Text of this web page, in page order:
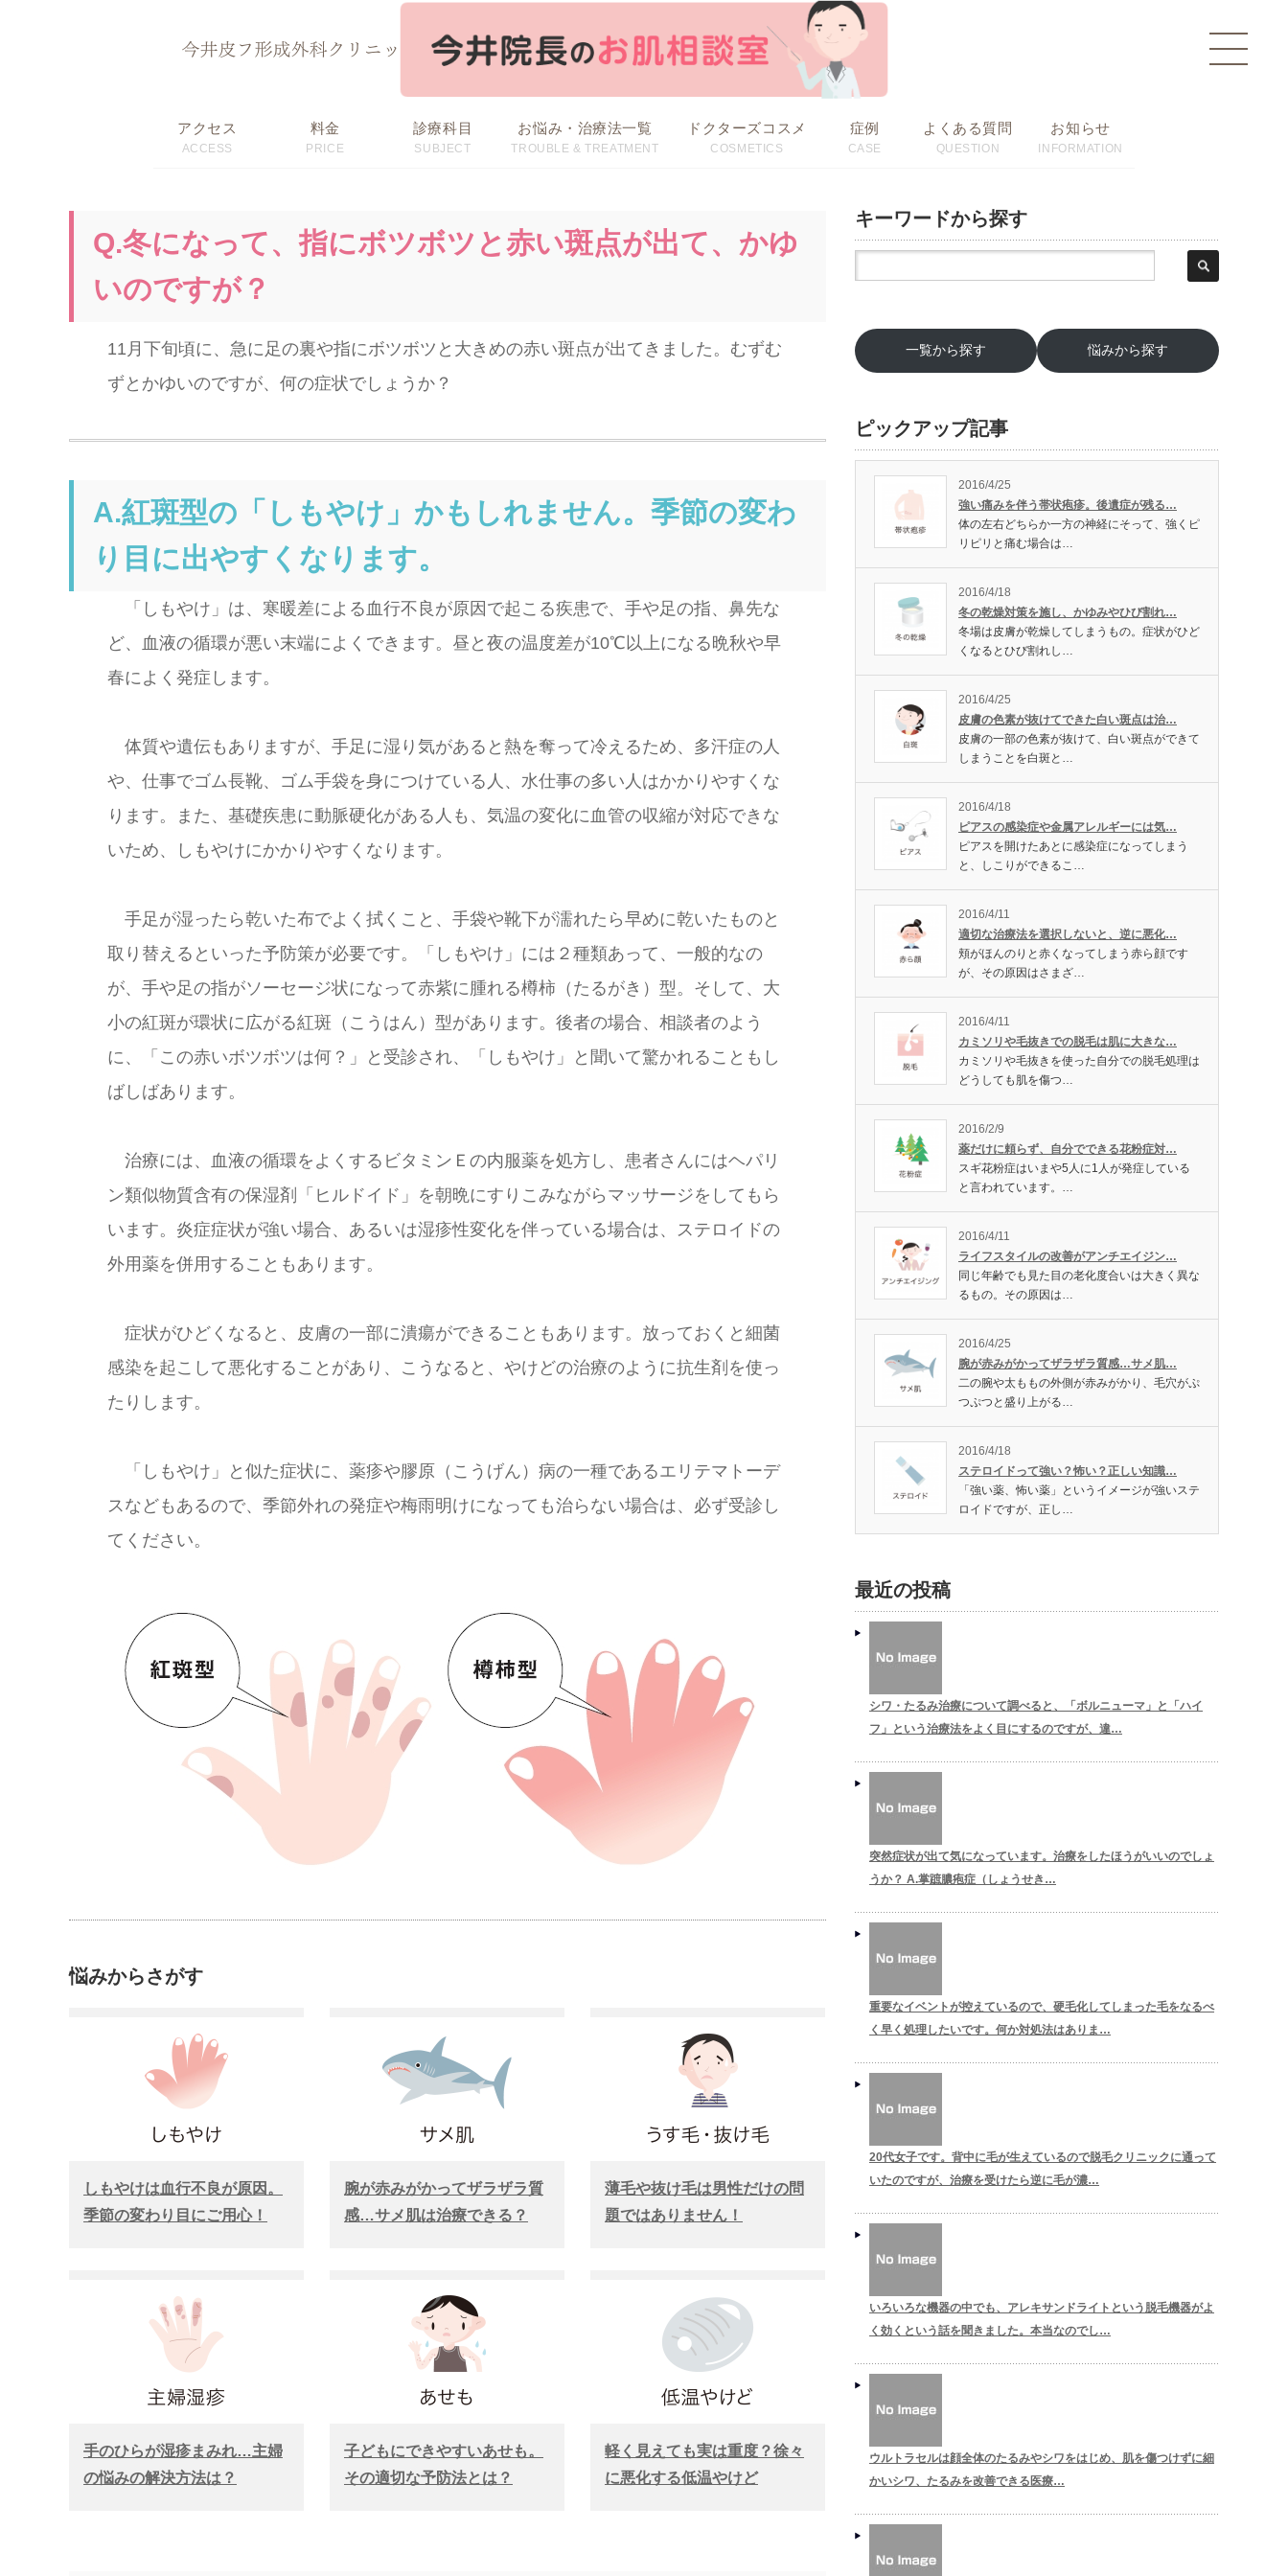
アクセス
ACCESS
料金
PRICE
診療科目
SUBJECT
お悩み・治療法一覧
TROUBLE & TREATMENT
ドクターズコスメ
COSMETICS
症例
CASE
よくある質問
QUESTION
お知らせ
INFORMATION
toggle
Q.冬になって、指にボツボツと赤い斑点が出て、かゆ
いのですが？
11月下旬頃に、急に足の裏や指にボツボツと大きめの赤い斑点が出てきました。むずむ
ずとかゆいのですが、何の症状でしょうか？
A.紅斑型の「しもやけ」かもしれません。季節の変わ
り目に出やすくなります。
「しもやけ」は、寒暖差による血行不良が原因で起こる疾患で、手や足の指、鼻先な
ど、血液の循環が悪い末端によくできます。昼と夜の温度差が10℃以上になる晩秋や早
春によく発症します。
体質や遺伝もありますが、手足に湿り気があると熱を奪って冷えるため、多汗症の人
や、仕事でゴム長靴、ゴム手袋を身につけている人、水仕事の多い人はかかりやすくな
ります。また、基礎疾患に動脈硬化がある人も、気温の変化に血管の収縮が対応できな
いため、しもやけにかかりやすくなります。
手足が湿ったら乾いた布でよく拭くこと、手袋や靴下が濡れたら早めに乾いたものと
取り替えるといった予防策が必要です。「しもやけ」には２種類あって、一般的なの
が、手や足の指がソーセージ状になって赤紫に腫れる樽柿（たるがき）型。そして、大
小の紅斑が環状に広がる紅斑（こうはん）型があります。後者の場合、相談者のよう
に、「この赤いボツボツは何？」と受診され、「しもやけ」と聞いて驚かれることもし
ばしばあります。
治療には、血液の循環をよくするビタミンＥの内服薬を処方し、患者さんにはヘパリ
ン類似物質含有の保湿剤「ヒルドイド」を朝晩にすりこみながらマッサージをしてもら
います。炎症症状が強い場合、あるいは湿疹性変化を伴っている場合は、ステロイドの
外用薬を併用することもあります。
症状がひどくなると、皮膚の一部に潰瘍ができることもあります。放っておくと細菌
感染を起こして悪化することがあり、こうなると、やけどの治療のように抗生剤を使っ
たりします。
「しもやけ」と似た症状に、薬疹や膠原（こうげん）病の一種であるエリテマトーデ
スなどもあるので、季節外れの発症や梅雨明けになっても治らない場合は、必ず受診し
てください。
悩みからさがす
しもやけは血行不良が原因。
季節の変わり目にご用心！
腕が赤みがかってザラザラ質
感…サメ肌は治療できる？
薄毛や抜け毛は男性だけの問
題ではありません！
手のひらが湿疹まみれ…主婦
の悩みの解決方法は？
子どもにできやすいあせも。
その適切な予防法とは？
軽く見えても実は重度？徐々
に悪化する低温やけど
キーワードから探す
一覧から探す 悩みから探す
ピックアップ記事
2016/4/25
強い痛みを伴う帯状疱疹。後遺症が残る…
体の左右どちらか一方の神経にそって、強くピ
リピリと痛む場合は…
2016/4/18
冬の乾燥対策を施し、かゆみやひび割れ…
冬場は皮膚が乾燥してしまうもの。症状がひど
くなるとひび割れし…
2016/4/25
皮膚の色素が抜けてできた白い斑点は治…
皮膚の一部の色素が抜けて、白い斑点ができて
しまうことを白斑と…
2016/4/18
ピアスの感染症や金属アレルギーには気…
ピアスを開けたあとに感染症になってしまう
と、しこりができるこ…
2016/4/11
適切な治療法を選択しないと、逆に悪化…
頬がほんのりと赤くなってしまう赤ら顔です
が、その原因はさまざ…
2016/4/11
カミソリや毛抜きでの脱毛は肌に大きな…
カミソリや毛抜きを使った自分での脱毛処理は
どうしても肌を傷つ…
2016/2/9
薬だけに頼らず、自分でできる花粉症対…
スギ花粉症はいまや5人に1人が発症している
と言われています。…
2016/4/11
ライフスタイルの改善がアンチエイジン…
同じ年齢でも見た目の老化度合いは大きく異な
るもの。その原因は…
2016/4/25
腕が赤みがかってザラザラ質感…サメ肌…
二の腕や太ももの外側が赤みがかり、毛穴がぷ
つぷつと盛り上がる…
2016/4/18
ステロイドって強い？怖い？正しい知識…
「強い薬、怖い薬」というイメージが強いステ
ロイドですが、正し…
最近の投稿
シワ・たるみ治療について調べると、「ボルニューマ」と「ハイ
フ」という治療法をよく目にするのですが、違…
突然症状が出て気になっています。治療をしたほうがいいのでしょ
うか？ A.掌蹠膿疱症（しょうせき…
重要なイベントが控えているので、硬毛化してしまった毛をなるべ
く早く処理したいです。何か対処法はありま…
20代女子です。背中に毛が生えているので脱毛クリニックに通って
いたのですが、治療を受けたら逆に毛が濃…
いろいろな機器の中でも、アレキサンドライトという脱毛機器がよ
く効くという話を聞きました。本当なのでし…
ウルトラセルは顔全体のたるみやシワをはじめ、肌を傷つけずに細
かいシワ、たるみを改善できる医療…